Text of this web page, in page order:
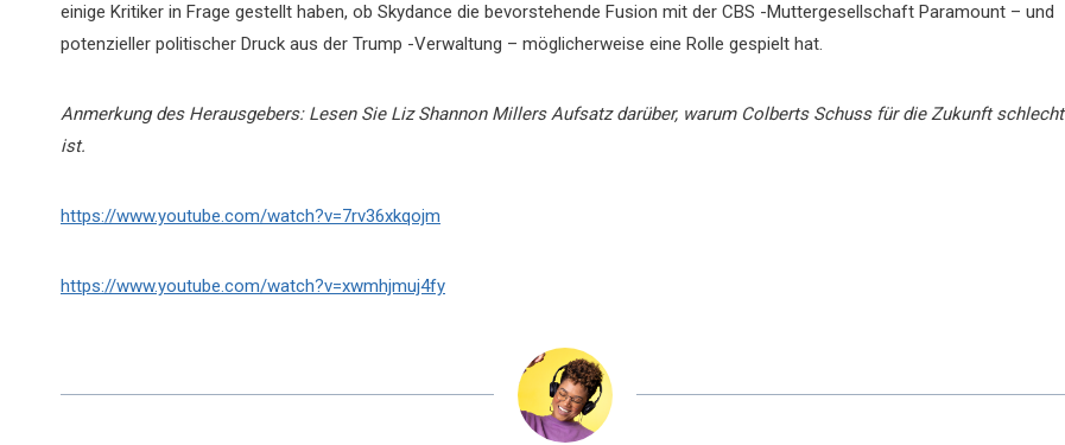
einige Kritiker in Frage gestellt haben, ob Skydance die bevorstehende Fusion mit der CBS -Muttergesellschaft Paramount – und
potenzieller politischer Druck aus der Trump -Verwaltung – möglicherweise eine Rolle gespielt hat.
Anmerkung des Herausgebers: Lesen Sie Liz Shannon Millers Aufsatz darüber, warum Colberts Schuss für die Zukunft schlecht
ist.
https://www.youtube.com/watch?v=7rv36xkqojm
https://www.youtube.com/watch?v=xwmhjmuj4fy